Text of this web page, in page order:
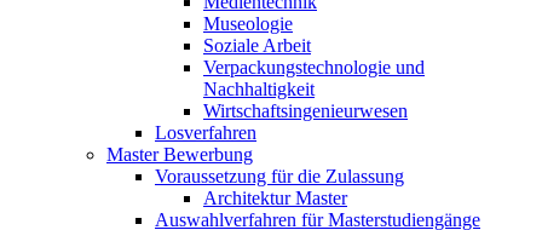
Museologie
Soziale Arbeit
Verpackungstechnologie und
Nachhaltigkeit
Wirtschaftsingenieurwesen
Losverfahren
Master Bewerbung
Voraussetzung für die Zulassung
Architektur Master
Auswahlverfahren für Masterstudiengänge